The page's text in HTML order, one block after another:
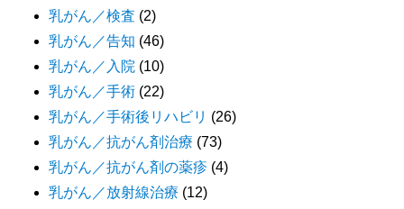
乳がん／検査 (2)
乳がん／告知 (46)
乳がん／入院 (10)
乳がん／手術 (22)
乳がん／手術後リハビリ (26)
乳がん／抗がん剤治療 (73)
乳がん／抗がん剤の薬疹 (4)
乳がん／放射線治療 (12)